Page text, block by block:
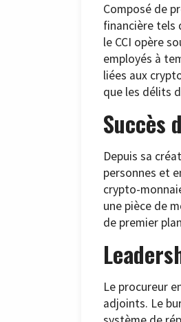
Composé de
financière tels
le CCI opère
employés à
liées aux
que les délits
Succès
Depuis sa
personnes et
crypto-
une pièce de
de premier
Le procureur
adjoints. Le